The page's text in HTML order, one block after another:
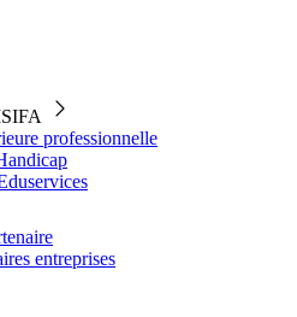
professionnelle
entreprises